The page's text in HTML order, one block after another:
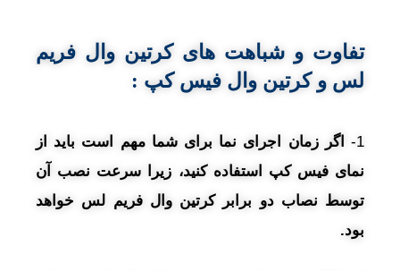
تفاوت و شباهت های کرتین وال فریم
لس و کرتین وال فیس کپ :
1-
اگر زمان اجرای نما برای شما مهم است باید از
نمای فیس کپ استفاده کنید، زیرا سرعت نصب آن
توسط نصاب دو برابر کرتین وال فریم لس خواهد
بود.